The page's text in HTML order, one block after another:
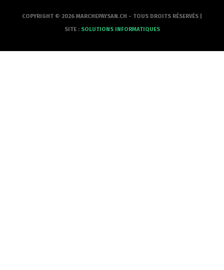
COPYRIGHT © 2026 MARCHEPAYSAN.CH - TOUS DROITS RÉSERVÉS |
SITE : SOLUTIONS INFORMATIQUES